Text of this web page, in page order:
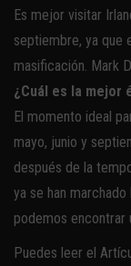
Es mejor visitar
septiembre, ya que
masificación. Mark
¿Cuál es la mejor
El momento ideal
mayo, junio y
después de la
ya se han
podemos encontrar
Puedes leer el